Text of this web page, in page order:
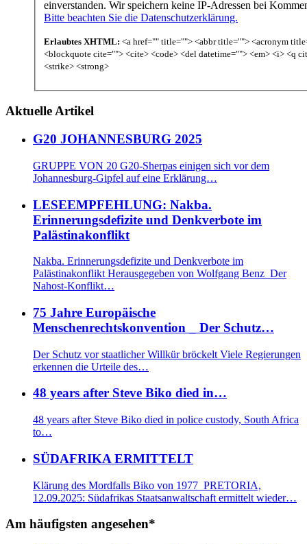
einverstanden. Wir speichern keine IP-Adressen bei
Bitte beachten Sie die Datenschutzerklärung.
Erlaubtes XHTML: <a href="" title=""> <abbr title=""> <acronym
<blockquote cite=""> <cite> <code> <del datetime=""> <em> <i> <q
<strike> <strong>
Aktuelle Artikel
G20 JOHANNESBURG 2025
GRUPPE VON 20 G20-Sherpas einigen sich vor dem
Johannesburg-Gipfel auf eine Erklärung…
LESEEMPFEHLUNG: Nakba.
Erinnerungsdefizite und Denkverbote im
Palästinakonflikt
Nakba. Erinnerungsdefizite und Denkverbote im
Palästinakonflikt Herausgegeben von Wolfgang Benz Der
Nahost-Konflikt…
75 Jahre Europäische
Menschenrechtskonvention _ Der Schutz…
Der Schutz vor staatlicher Willkür bröckelt Viele Regierungen
erkennen die Urteile des…
48 years after Steve Biko died in…
48 years after Steve Biko died in police custody, South Africa
to…
SÜDAFRIKA ERMITTELT
Klärung des Mordfalls Biko von 1977 PRETORIA,
12.09.2025: Südafrikas Staatsanwaltschaft ermittelt wieder…
Am häufigsten angesehen*